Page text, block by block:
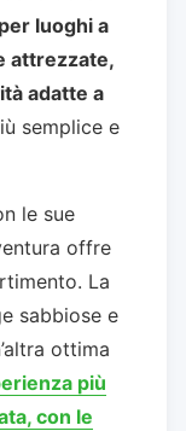
luoghi a
attrezzate,
adatte a
semplice e
le sue
offre
La
sabbiose e
ottima
più
con le